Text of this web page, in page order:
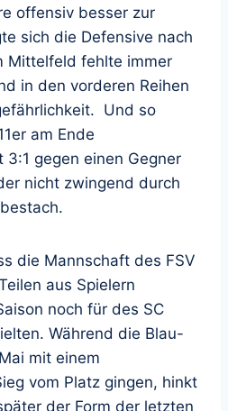
offensiv besser zur
sich die Defensive nach
Mittelfeld fehlte immer
in den vorderen Reihen
Und so
am Ende
gegen einen Gegner
nicht zwingend durch
die Mannschaft des FSV
aus Spielern
noch für des SC
Während die Blau-
mit einem
vom Platz gingen, hinkt
der Form der letzten